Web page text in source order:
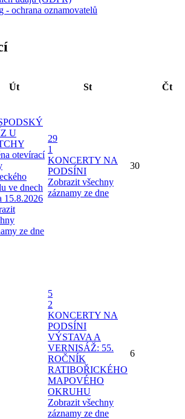
- ochrana oznamovatelů
Út St Čt
U
otevírací
ve dnech
15.8.2026
ze dne
29
1
KONCERTY NA
PODSÍNI
Zobrazit všechny
záznamy ze dne
30
5
2
KONCERTY NA
PODSÍNI
VÝSTAVA A
VERNISÁŽ: 55.
ROČNÍK
RATIBOŘICKÉHO
MAPOVÉHO
OKRUHU
Zobrazit všechny
záznamy ze dne
6